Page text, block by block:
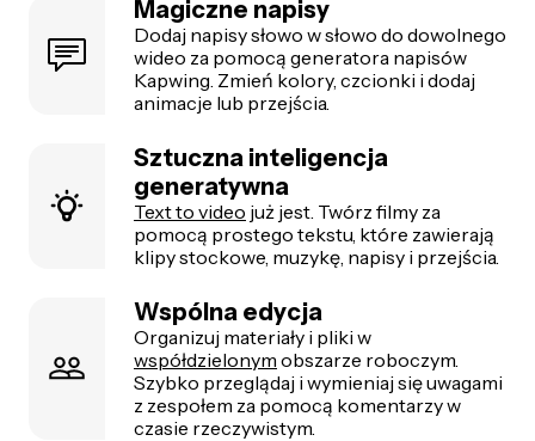
Magiczne napisy
Dodaj napisy słowo w słowo do dowolnego
wideo za pomocą generatora napisów
Kapwing. Zmień kolory, czcionki i dodaj
animacje lub przejścia.
Sztuczna inteligencja
generatywna
Text to video już jest. Twórz filmy za
pomocą prostego tekstu, które zawierają
klipy stockowe, muzykę, napisy i przejścia.
Wspólna edycja
Organizuj materiały i pliki w
współdzielonym obszarze roboczym.
Szybko przeglądaj i wymieniaj się uwagami
z zespołem za pomocą komentarzy w
czasie rzeczywistym.